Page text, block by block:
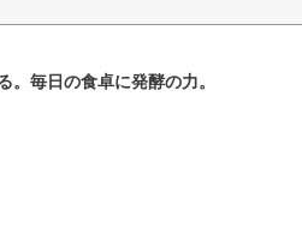
。毎日の食卓に発酵の力。